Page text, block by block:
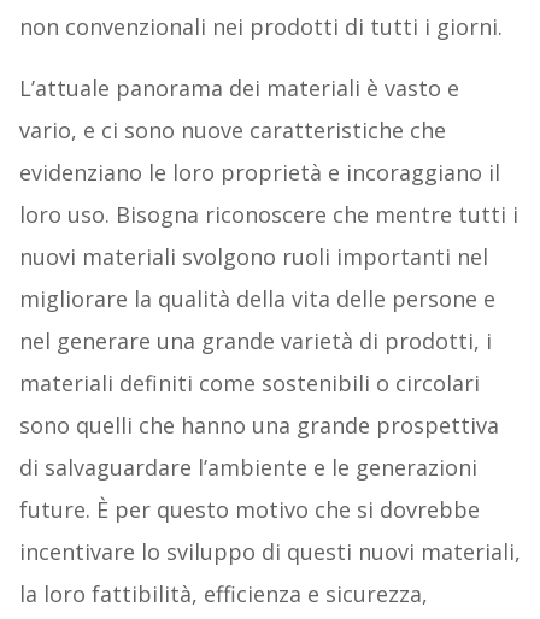
non convenzionali nei prodotti di tutti i giorni.
L’attuale panorama dei materiali è vasto e
vario, e ci sono nuove caratteristiche che
evidenziano le loro proprietà e incoraggiano il
loro uso. Bisogna riconoscere che mentre tutti i
nuovi materiali svolgono ruoli importanti nel
migliorare la qualità della vita delle persone e
nel generare una grande varietà di prodotti, i
materiali definiti come sostenibili o circolari
sono quelli che hanno una grande prospettiva
di salvaguardare l’ambiente e le generazioni
future. È per questo motivo che si dovrebbe
incentivare lo sviluppo di questi nuovi materiali,
la loro fattibilità, efficienza e sicurezza,